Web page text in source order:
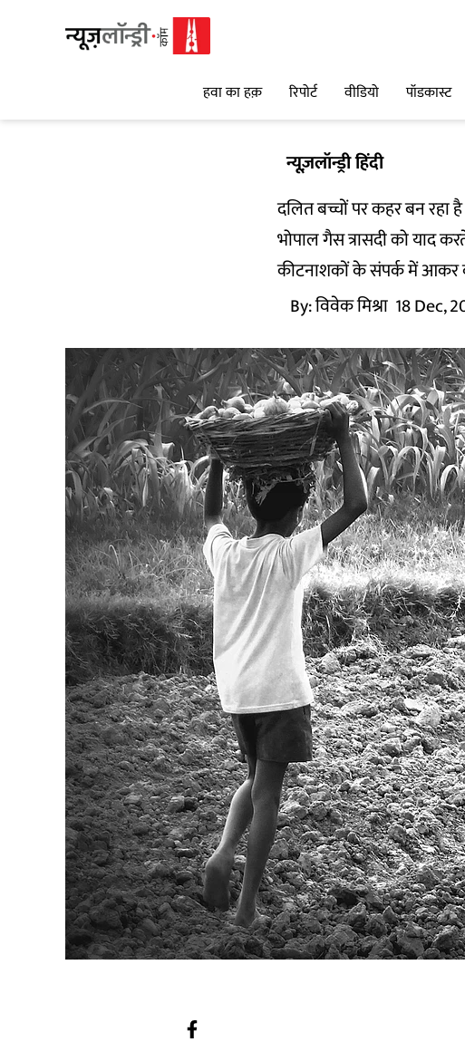
हवा का हक़ रिपोर्ट वीडियो पॉडकास्ट
न्यूज़लॉन्ड्री हिंदी
दलित बच्चों पर कहर बन रहा
भोपाल गैस त्रासदी को याद
कीटनाशकों के संपर्क में आकर
By:विवेक मिश्रा 18 Dec,